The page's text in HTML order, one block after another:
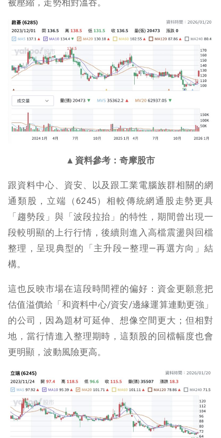
被壓縮，走勢相對溫吞。
▲資料參考：奇摩股市
跟資料中心、資安、以及跟工業電腦族群相關的網
通類股，立端（6245）相較傳統網通股走勢更具
「趨勢段」與「波段拉抬」的特性，期間曾出現一
段較明顯的上行行情，後續則進入高檔震盪與回檔
整理，呈現典型的「主升段—整理—再選方向」結
構。
這也反映市場在這段時間裡的偏好：資金更願意把
估值溢價給「和資料中心/資安/邊緣運算連動更強」
的公司，因為題材可延伸、想像空間更大；但相對
地，當行情進入整理期時，這類股的回檔幅度也會
更明顯，波動風險更高。